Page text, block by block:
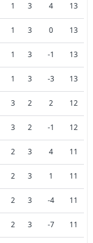
1 3 4 13
1 3 0 13
1 3 -1 13
1 3 -3 13
3 2 2 12
3 2 -1 12
2 3 4 11
2 3 1 11
2 3 -4 11
2 3 -7 11